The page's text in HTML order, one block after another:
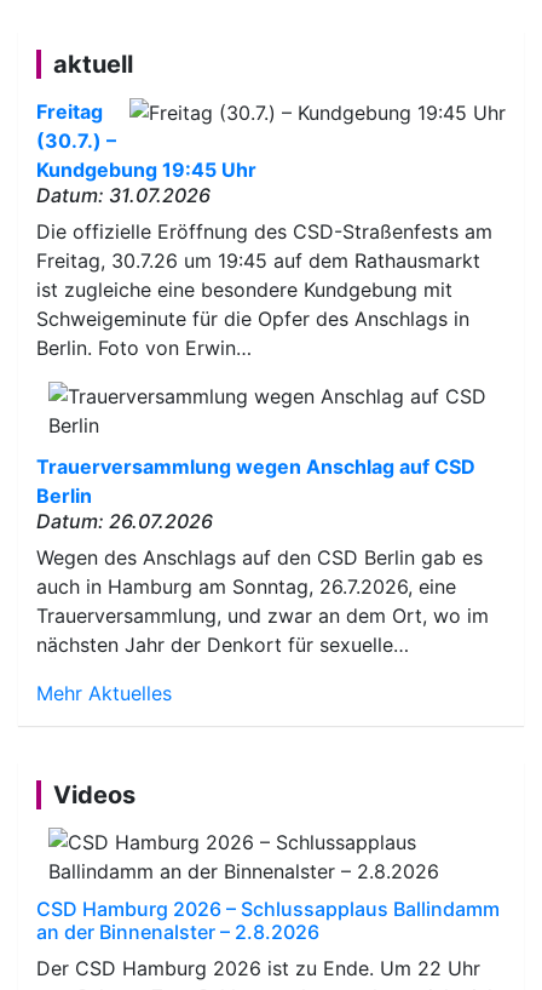
aktuell
Freitag
(30.7.) –
Kundgebung 19:45 Uhr
Datum: 31.07.2026
Die offizielle Eröffnung des CSD-Straßenfests am
Freitag, 30.7.26 um 19:45 auf dem Rathausmarkt
ist zugleiche eine besondere Kundgebung mit
Schweigeminute für die Opfer des Anschlags in
Berlin. Foto von Erwin…
Trauerversammlung wegen Anschlag auf CSD
Berlin
Datum: 26.07.2026
Wegen des Anschlags auf den CSD Berlin gab es
auch in Hamburg am Sonntag, 26.7.2026, eine
Trauerversammlung, und zwar an dem Ort, wo im
nächsten Jahr der Denkort für sexuelle…
Mehr Aktuelles
Videos
CSD Hamburg 2026 – Schlussapplaus Ballindamm
an der Binnenalster – 2.8.2026
Der CSD Hamburg 2026 ist zu Ende. Um 22 Uhr